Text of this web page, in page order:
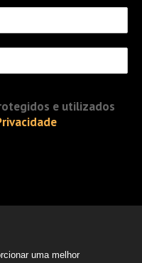
e utilizados
uma melhor